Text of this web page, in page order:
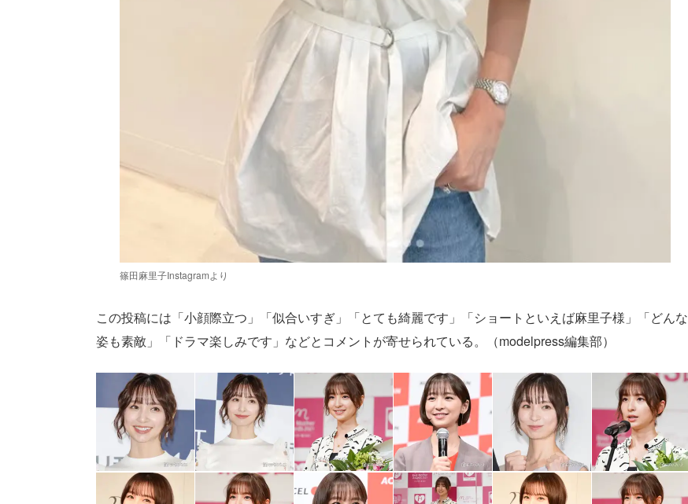
篠田麻里子Instagramより
この投稿には「小顔際立つ」「似合いすぎ」「とても綺麗です」「ショートといえば麻里子様」「どんな
姿も素敵」「ドラマ楽しみです」などとコメントが寄せられている。（modelpress編集部）